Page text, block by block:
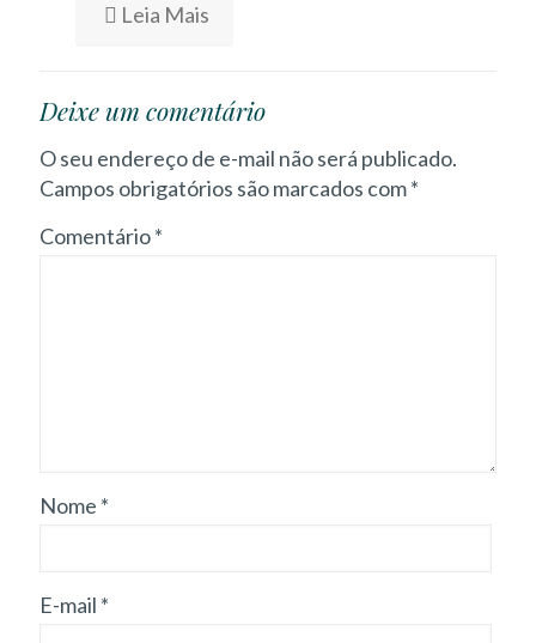
Leia Mais
Deixe um comentário
O seu endereço de e-mail não será publicado.
Campos obrigatórios são marcados com*
Comentário*
Nome *
E-mail *